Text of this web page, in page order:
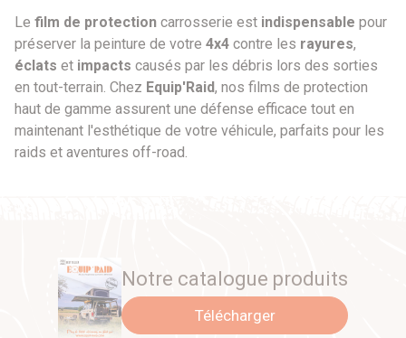
Le film de protection carrosserie est indispensable pour
préserver la peinture de votre 4x4 contre les rayures,
éclats et impacts causés par les débris lors des sorties
en tout-terrain. Chez Equip'Raid, nos films de protection
haut de gamme assurent une défense efficace tout en
maintenant l'esthétique de votre véhicule, parfaits pour les
raids et aventures off-road.
Par marque
Autre
Par véhicule
Notre catalogue produits
Télécharger